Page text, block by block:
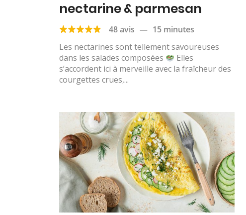
nectarine & parmesan
48 avis — 15 minutes
Les nectarines sont tellement savoureuses
dans les salades composées
Elles
s’accordent ici à merveille avec la fraîcheur des
courgettes crues,...